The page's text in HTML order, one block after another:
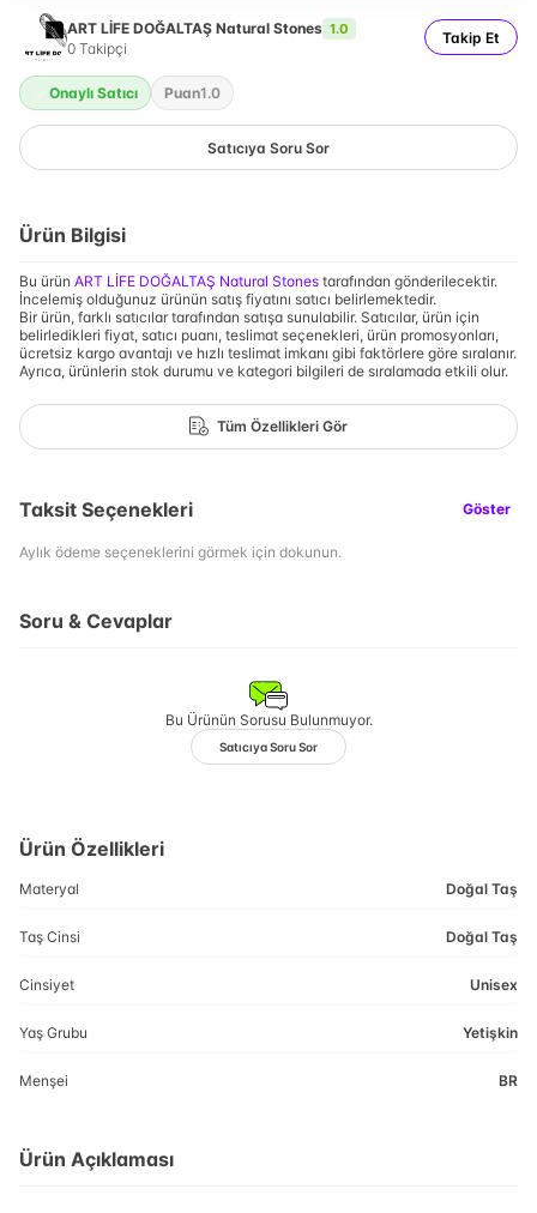
ART LİFE DOĞALTAŞ Natural Stones 1.0
0 Takipçi
Takip Et
Onaylı Satıcı Puan1.0
Satıcıya Soru Sor
Ürün Bilgisi
Bu ürün ART LİFE DOĞALTAŞ Natural Stones tarafından gönderilecektir.
İncelemiş olduğunuz ürünün satış fiyatını satıcı belirlemektedir.
Bir ürün, farklı satıcılar tarafından satışa sunulabilir. Satıcılar, ürün için
belirledikleri fiyat, satıcı puanı, teslimat seçenekleri, ürün promosyonları,
ücretsiz kargo avantajı ve hızlı teslimat imkanı gibi faktörlere göre sıralanır.
Ayrıca, ürünlerin stok durumu ve kategori bilgileri de sıralamada etkili olur.
Tüm Özellikleri Gör
Taksit Seçenekleri Göster
Aylık ödeme seçeneklerini görmek için dokunun.
Soru & Cevaplar
Bu Ürünün Sorusu Bulunmuyor.
Satıcıya Soru Sor
Ürün Özellikleri
Materyal Doğal Taş
Taş Cinsi Doğal Taş
Cinsiyet Unisex
Yaş Grubu Yetişkin
Menşei BR
Ürün Açıklaması